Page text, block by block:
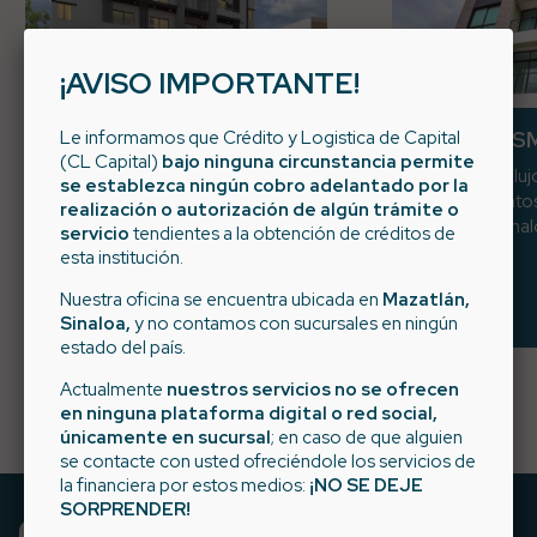
Torre Playa Antigua
Proyecto vertical el cual
consta de 20 condominios,
localizado cerca del centro
historico de Mazatlán,
Torre
Torre con 9
Mazatlán,
¡AVISO IMPORTANTE!
Le informamos que Crédito y Logistica de Capital
(CL Capital) bajo ninguna circunstancia permite
se establezca ningún cobro adelantado por la
realización o autorización de algún trámite o
servicio tendientes a la obtención de créditos de
esta institución.
Nuestra oficina se encuentra ubicada en Mazatlán,
Sinaloa, y no contamos con sucursales en ningún
estado del país.
Actualmente nuestros servicios no se ofrecen
en ninguna plataforma digital o red social,
únicamente en sucursal; en caso de que alguien
se contacte con usted ofreciéndole los servicios de
la financiera por estos medios: ¡NO SE DEJE
SORPRENDER!